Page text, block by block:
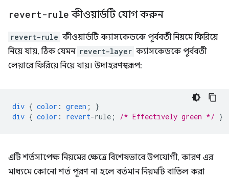
revert-rule কীওয়ার্ডটি যোগ করুন
revert-rule কীওয়ার্ডটি ক্যাসকেডকে পূর্ববর্তী নিয়মে ফিরিয়ে
নিয়ে যায়, ঠিক যেমন revert-layer ক্যাসকেডকে পূর্ববর্তী
লেয়ারে ফিরিয়ে নিয়ে যায়। উদাহরণস্বরূপ:
div { color : green ;
}
div { color : revert-rule ; /* Effectively green */ }
এটি শর্তসাপেক্ষ নিয়মের ক্ষেত্রে বিশেষভাবে উপযোগী, কারণ এর
মাধ্যমে কোনো শর্ত পূরণ না হলে বর্তমান নিয়মটি বাতিল করা